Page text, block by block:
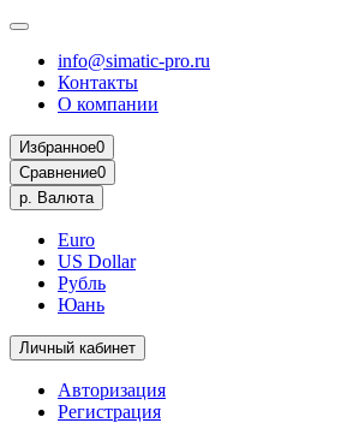
info@simatic-pro.ru
Контакты
О компании
Избранное0
Сравнение0
р. Валюта
Euro
US Dollar
Рубль
Юань
Личный кабинет
Авторизация
Регистрация